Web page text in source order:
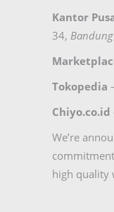
Kantor
34, Bandung
Tokopedia
Chiyo.co.id
We’re
high quality